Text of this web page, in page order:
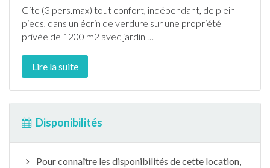
Gite (3 pers.max) tout confort, indépendant, de plein
pieds, dans un écrin de verdure sur une propriété
privée de 1200 m2 avec jardin …
Lire la suite
Disponibilités
Pour connaître les disponibilités de cette location,